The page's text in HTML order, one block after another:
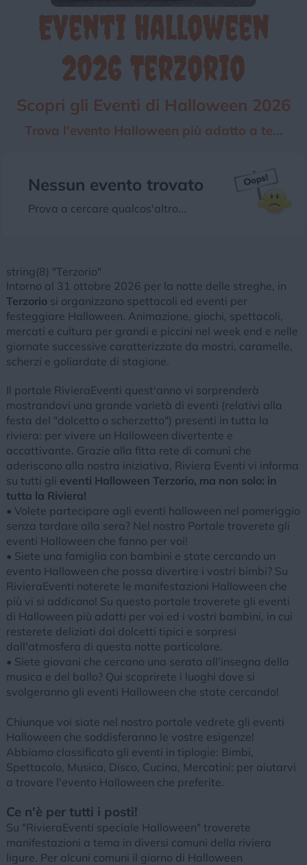
Chi siamo Privacy e Cookie Login
Eventi Halloween
2026 Terzorio
Scopri gli Eventi di Halloween 2026
Trova l'evento Halloween più adatto a te...
Nessun evento trovato
Prova a cercare qualcos'altro...
string(8) "Terzorio"
Intorno al 31 ottobre 2026 per la notte delle streghe, in
Terzoriosi organizzano spettacoli ed eventi per
festeggiare Halloween. Animazione, giochi, spettacoli,
mercati e cultura per grandi e piccini nel week end e nelle
giornate successive caratterizzate da mostri, caramelle,
scherzi e goliardate di stagione.
Il portale RivieraEventi quest'anno vi sorprenderà
mostrandovi una grande varietà di eventi (relativi alla
festa del "dolcetto o scherzetto") presenti in tutta la
riviera: per vivere un Halloween divertente e
accattivante. Grazie alla fitta rete di comuni che
aderiscono alla nostra iniziativa, Riviera Eventi vi informa
su tutti gli eventi Halloween Terzorio, ma non solo: in
tutta la Riviera!
• Volete partecipare agli eventi halloween nel pomeriggio
senza tardare alla sera? Nel nostro Portale troverete gli
eventi Halloween che fanno per voi!
• Siete una famiglia con bambini e state cercando un
evento Halloween che possa divertire i vostri bimbi? Su
RivieraEventi noterete le manifestazioni Halloween che
più vi si addicono! Su questo portale troverete gli eventi
di Halloween più adatti per voi ed i vostri bambini, in cui
resterete deliziati dai dolcetti tipici e sorpresi
dall'atmosfera di questa notte particolare.
• Siete giovani che cercano una serata all'insegna della
musica e del ballo? Qui scoprirete i luoghi dove si
svolgeranno gli eventi Halloween che state cercando!
Chiunque voi siate nel nostro portale vedrete gli eventi
Halloween che soddisferanno le vostre esigenze!
Abbiamo classificato gli eventi in tiplogie: Bimbi,
Spettacolo, Musica, Disco, Cucina, Mercatini: per aiutarvi
a trovare l'evento Halloween che preferite.
Ce n'è per tutti i posti!
Su "RivieraEventi speciale Halloween" troverete
manifestazioni a tema in diversi comuni della riviera
ligure. Per alcuni comuni il giorno di Halloween